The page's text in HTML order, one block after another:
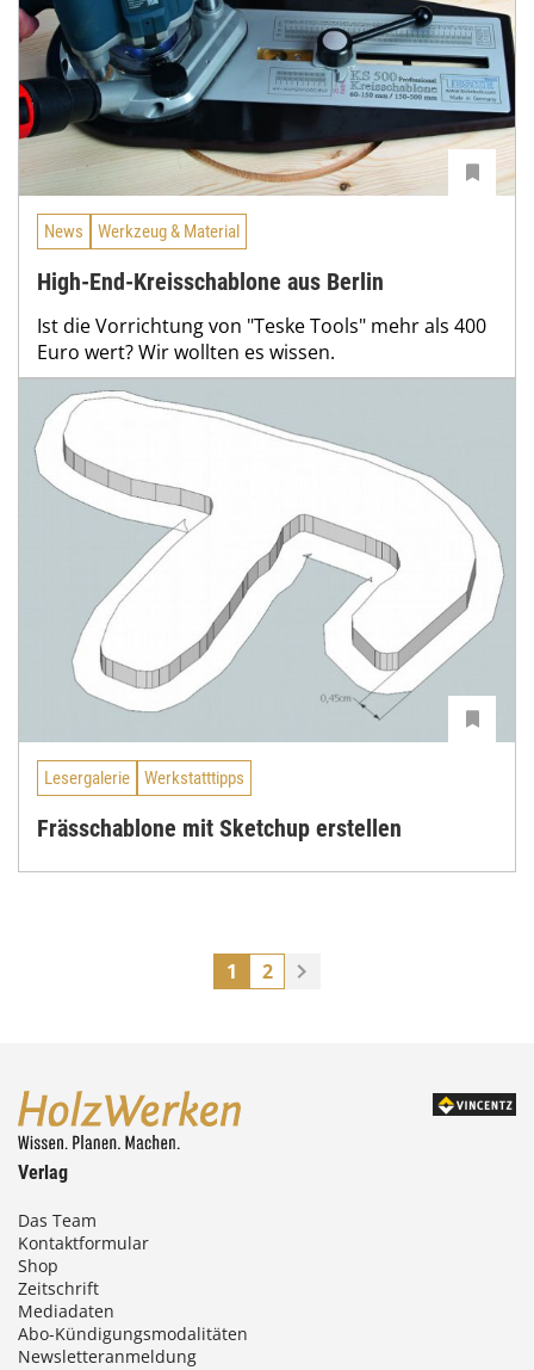
News Werkzeug & Material
High-End-Kreisschablone aus Berlin
Ist die Vorrichtung von "Teske Tools" mehr als 400
Euro wert? Wir wollten es wissen.
Lesergalerie Werkstatttipps
Frässchablone mit Sketchup erstellen
1 2
Verlag
Das Team
Kontaktformular
Shop
Zeitschrift
Mediadaten
Abo-Kündigungsmodalitäten
Newsletteranmeldung